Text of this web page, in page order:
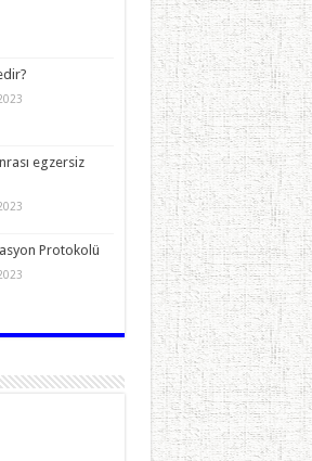
egzersiz
Protokolü